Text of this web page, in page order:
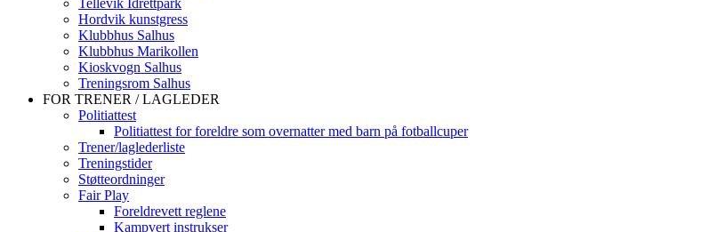
Tellevik Idrettpark
Hordvik kunstgress
Klubbhus Salhus
Klubbhus Marikollen
Kioskvogn Salhus
Treningsrom Salhus
FOR TRENER / LAGLEDER
Politiattest
Politiattest for foreldre som overnatter med barn på fotballcuper
Trener/laglederliste
Treningstider
Støtteordninger
Fair Play
Foreldrevett reglene
Kampvert instrukser